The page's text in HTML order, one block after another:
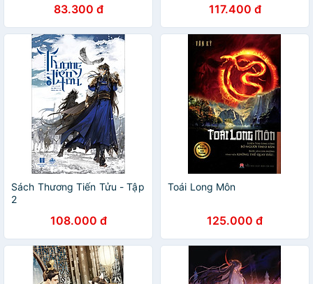
83.300 đ 117.400 đ
Sách Thương Tiến Tửu - Tập
2
108.000 đ
Toái Long Môn
125.000 đ